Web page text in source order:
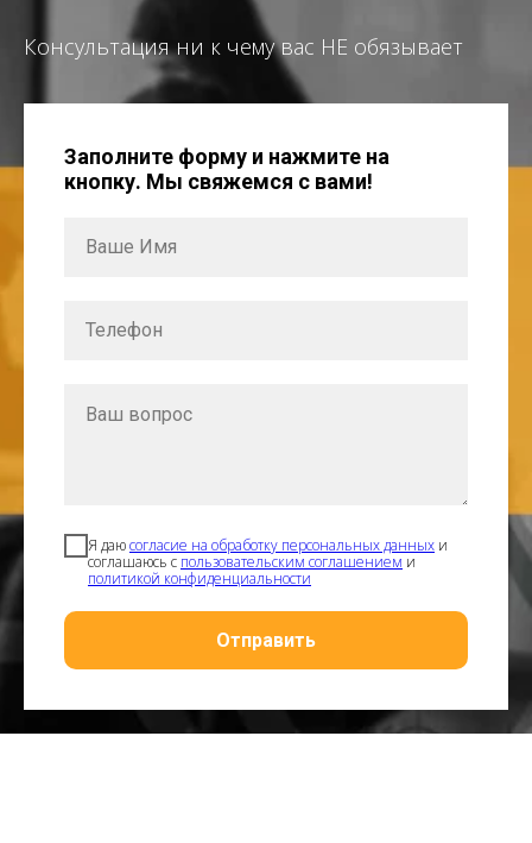
Консультация ни к чему вас НЕ обязывает
Заполните форму и нажмите на
кнопку. Мы свяжемся с вами!
Я даюсогласие на обработку персональных данных и
соглашаюсь с пользовательским соглашением и
политикой конфиденциальности
Отправить